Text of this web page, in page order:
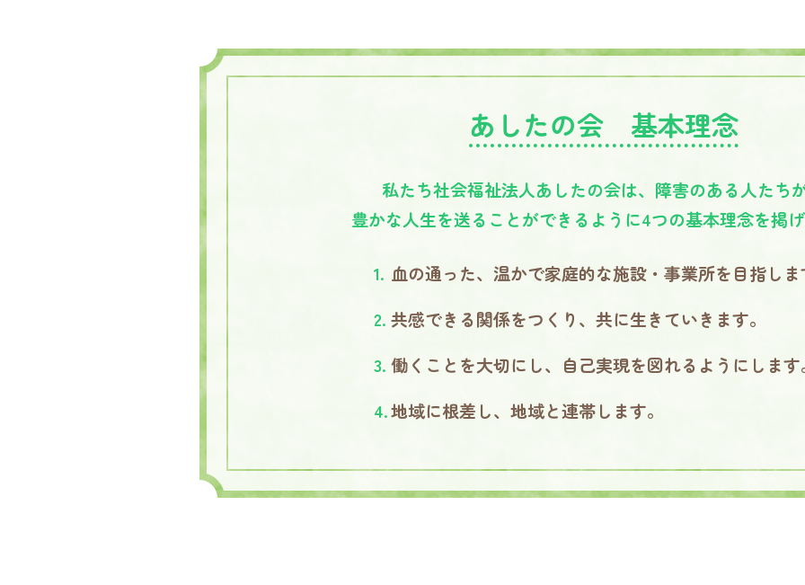
あしたの会 基本理念
私たち社会福祉法人あしたの会は、障害のある人たち
豊かな人生を送ることができるように4つの基本理念を掲
1. 血の通った、温かで家庭的な施設・事業所を目指し
2. 共感できる関係をつくり、共に生きていきます。
3. 働くことを大切にし、自己実現を図れるようにします
4.地域に根差し、地域と連帯します。